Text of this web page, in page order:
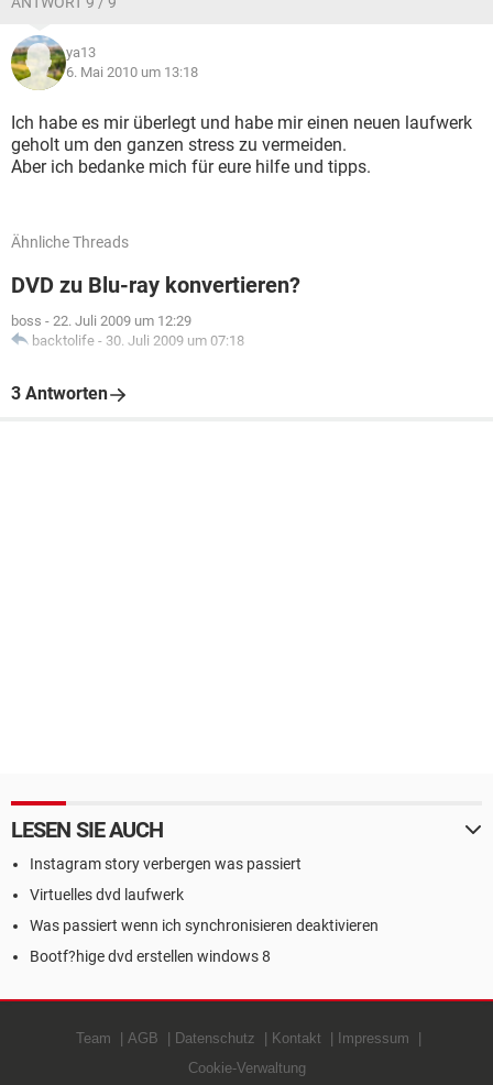
ya13
6. Mai 2010 um 13:18
Ich habe es mir überlegt und habe mir einen neuen laufwerk
geholt um den ganzen stress zu vermeiden.
Aber ich bedanke mich für eure hilfe und tipps.
Ähnliche Threads
DVD zu Blu-ray konvertieren?
boss - 22. Juli 2009 um 12:29
backtolife - 30. Juli 2009 um 07:18
3 Antworten
LESEN SIE AUCH
Instagram story verbergen was passiert
Virtuelles dvd laufwerk
Was passiert wenn ich synchronisieren deaktivieren
Bootf?hige dvd erstellen windows 8
Team AGB Datenschutz Kontakt
Impressum
Cookie-Verwaltung